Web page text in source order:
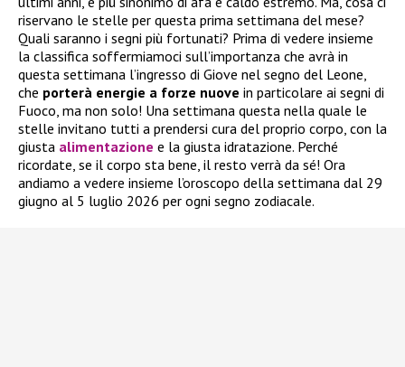
riservano le stelle per questa prima settimana del mese?
Quali saranno i segni più fortunati? Prima di vedere insieme
la classifica soffermiamoci sull’importanza che avrà in
questa settimana l’ingresso di Giove nel segno del Leone,
che porterà energie a forze nuove in particolare ai segni di
Fuoco, ma non solo! Una settimana questa nella quale le
stelle invitano tutti a prendersi cura del proprio corpo, con la
giusta alimentazione e la giusta idratazione. Perché
ricordate, se il corpo sta bene, il resto verrà da sé! Ora
andiamo a vedere insieme l’oroscopo della settimana dal 29
giugno al 5 luglio 2026 per ogni segno zodiacale.